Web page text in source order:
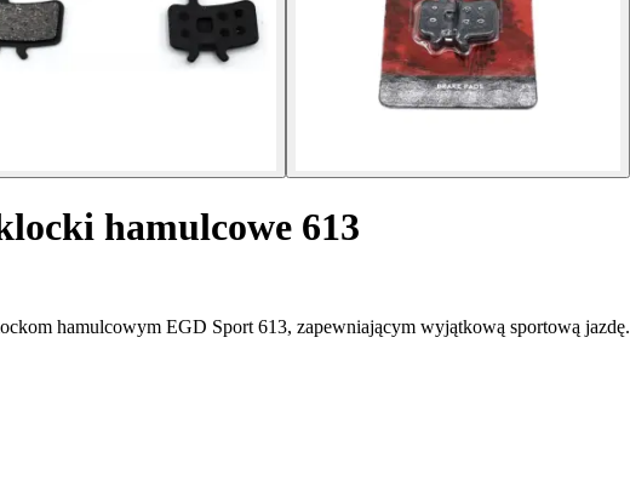
hamulcowe 613
hamulcowym EGD Sport 613, zapewniającym wyjątkową sportową jazdę.